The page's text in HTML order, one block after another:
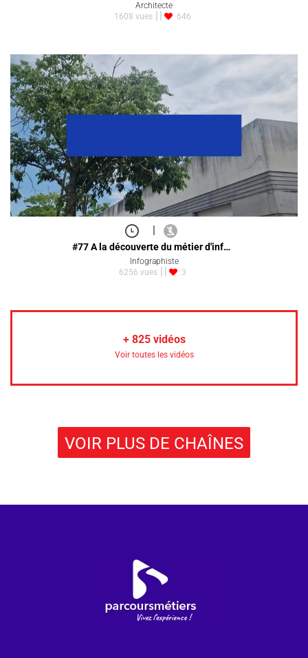
Architecte
1608 vues
646
|
#77 A la découverte du métier d'inf…
Infographiste
6256 vues
3
+ 825vidéos
Voir toutes les vidéos
VOIR PLUS DE CHAÎNES